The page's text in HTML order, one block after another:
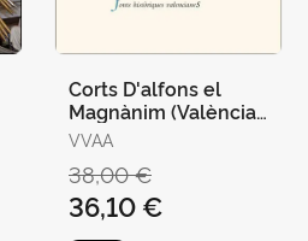
Corts D'alfons el
Magnànim (València,
1417-1418) Ii
VVAA
38,00 €
36,10 €